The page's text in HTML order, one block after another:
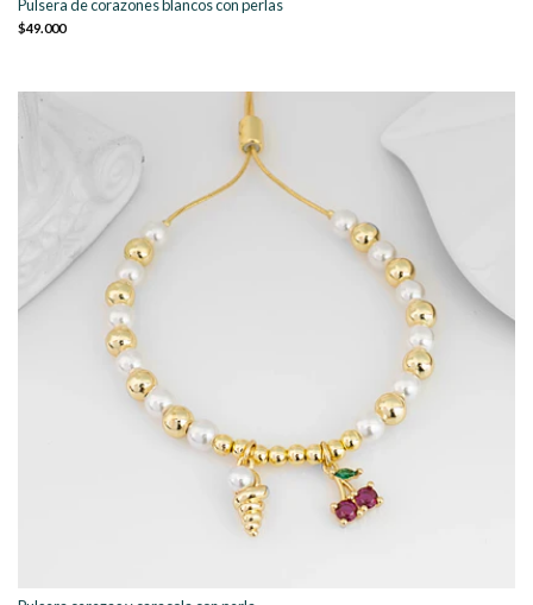
Pulsera de corazones blancos con perlas
$49.000